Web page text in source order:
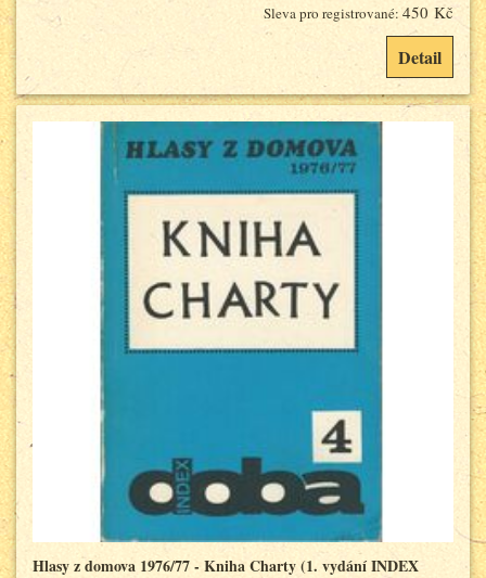
Sleva pro registrované: 450 Kč
Detail
Hlasy z domova 1976/77 - Kniha Charty (1. vydání INDEX